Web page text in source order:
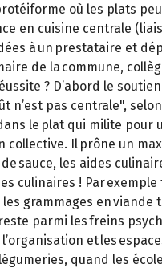
où les plats
en cuisine centrale
à un prestataire et
de la commune,
? D’abord le
n’est pas centrale",
le plat qui milite pour
collective. Il prône un
sauce, les aides
culinaires ! Par
grammages en
parmi les freins
et les
quand les